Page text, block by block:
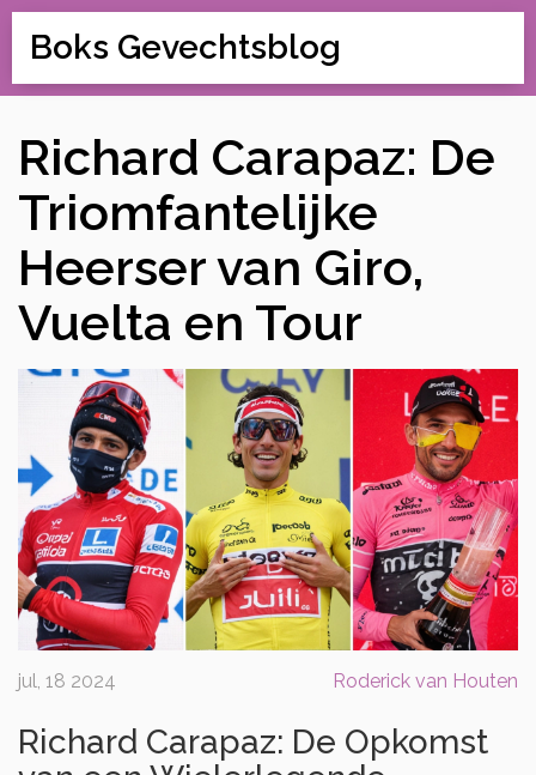
Boks Gevechtsblog
Richard Carapaz: De
Triomfantelijke
Heerser van Giro,
Vuelta en Tour
jul, 18 2024 Roderick van Houten
Richard Carapaz: De Opkomst